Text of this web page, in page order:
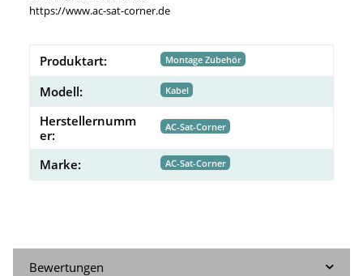
https://www.ac-sat-corner.de
Produktart: Montage Zubehör
Modell: Kabel
Herstellernumm
er:
AC-Sat-Corner
Marke: AC-Sat-Corner
Bewertungen